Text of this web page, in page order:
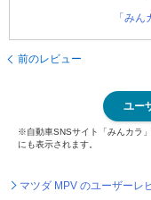
「み
前のレビュー
ユー
※自動車SNSサイト「みんカラ
にも表示されます。
マツダ MPV のユーザーレ